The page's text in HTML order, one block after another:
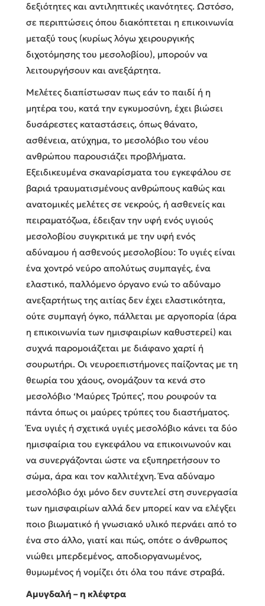
δεξιότητες και αντιληπτικές ικανότητες. Ωστόσο,
σε περιπτώσεις όπου διακόπτεται η επικοινωνία
μεταξύ τους (κυρίως λόγω χειρουργικής
διχοτόμησης του μεσολοβίου), μπορούν να
λειτουργήσουν και ανεξάρτητα.
Μελέτες διαπίστωσαν πως εάν το παιδί ή η
μητέρα του, κατά την εγκυμοσύνη, έχει βιώσει
δυσάρεστες καταστάσεις, όπως θάνατο,
ασθένεια, ατύχημα, το μεσολόβιο του νέου
ανθρώπου παρουσιάζει προβλήματα.
Εξειδικευμένα σκαναρίσματα του εγκεφάλου σε
βαριά τραυματισμένους ανθρώπους καθώς και
ανατομικές μελέτες σε νεκρούς, ή ασθενείς και
πειραματόζωα, έδειξαν την υφή ενός υγιούς
μεσολοβίου συγκριτικά με την υφή ενός
αδύναμου ή ασθενούς μεσολοβίου: Το υγιές είναι
ένα χοντρό νεύρο απολύτως συμπαγές, ένα
ελαστικό, παλλόμενο όργανο ενώ το αδύναμο
ανεξαρτήτως της αιτίας δεν έχει ελαστικότητα,
ούτε συμπαγή όγκο, πάλλεται με αργοπορία (άρα
η επικοινωνία των ημισφαιρίων καθυστερεί) και
συχνά παρομοιάζεται με διάφανο χαρτί ή
σουρωτήρι. Οι νευροεπιστήμονες παίζοντας με τη
θεωρία του χάους, ονομάζουν τα κενά στο
μεσολόβιο ‘Μαύρες Τρύπες’, που ρουφούν τα
πάντα όπως οι μαύρες τρύπες του διαστήματος.
Ένα υγιές ή σχετικά υγιές μεσολόβιο κάνει τα δύο
ημισφαίρια του εγκεφάλου να επικοινωνούν και
να συνεργάζονται ώστε να εξυπηρετήσουν το
σώμα, άρα και τον καλλιτέχνη. Ένα αδύναμο
μεσολόβιο όχι μόνο δεν συντελεί στη συνεργασία
των ημισφαιρίων αλλά δεν μπορεί καν να ελέγξει
ποιο βιωματικό ή γνωσιακό υλικό περνάει από το
ένα στο άλλο, γιατί και πώς, οπότε ο άνθρωπος
νιώθει μπερδεμένος, αποδιοργανωμένος,
θυμωμένος ή νομίζει ότι όλα του πάνε στραβά.
Αμυγδαλή – η κλέφτρα